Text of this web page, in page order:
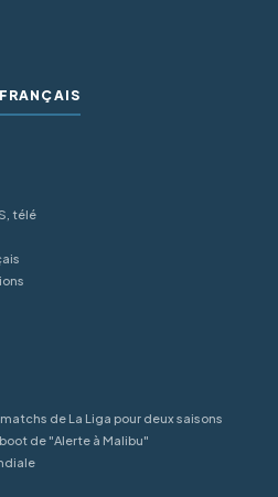
télé
de La Liga pour deux saisons
de "Alerte à Malibu"